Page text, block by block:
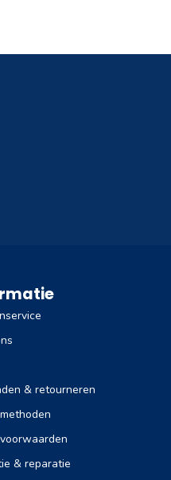
& retourneren
& reparatie